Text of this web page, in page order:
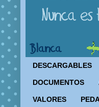
DESCARGABLES
DOCUMENTOS
VALORES